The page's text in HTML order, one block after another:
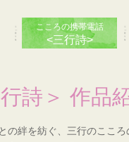
こころの携帯電話
<三行詩>
詩＞ 作品
の絆を紡ぐ、三行のこころ